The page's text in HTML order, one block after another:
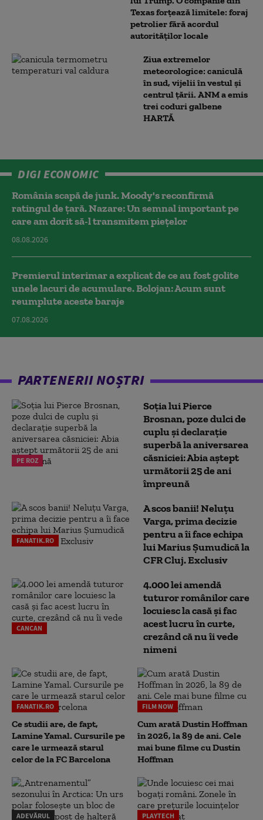
Texas forțează limitele: foraj
petrolier fără acordul
autorităților locale
Ziua extremelor
meteorologice: caniculă
în sud, vijelii în vestul și
centrul țării. ANM a emis
trei coduri galbene
HARTĂ
DIGI ECONOMIC
România scapă de junk. Moody's reconfirmă
ratingul de țară. Nazare: Un semnal important pe
care am dorit să-l transmitem piețelor
08.08.2026
Premierul interimar a explicat de ce au fost golite
unele lacuri de acumulare. Bolojan: Acum sunt
reumplute aceste baraje
07.08.2026
PARTENERII NOȘTRI
PE ROZ
Soția lui Pierce
Brosnan, poze dulci de
cuplu și declarație
superbă la aniversarea
căsniciei: Abia aștept
următorii 25 de ani
împreună
FANATIK.RO
A scos banii! Neluțu
Varga, prima decizie
pentru a îi face echipa
lui Marius Șumudică la
CFR Cluj. Exclusiv
CANCAN
4.000 lei amendă
tuturor românilor care
locuiesc la casă și fac
acest lucru în curte,
crezând că nu îi vede
nimeni
FANATIK.RO
Ce studii are, de fapt,
Lamine Yamal. Cursurile pe
care le urmează starul
celor de la FC Barcelona
FILM NOW
Cum arată Dustin Hoffman
în 2026, la 89 de ani. Cele
mai bune filme cu Dustin
Hoffman
ADEVĂRUL PLAYTECH